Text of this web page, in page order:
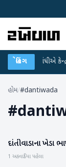
બ્રેકિંગ
રાહુલ ગાંધીએ કેન્દ્ર પર
હોમ/#dantiwada
#
બનાસકાંઠા
દાંતીવાડાના ખેડા
1 અઠવાડિયા પહેલા